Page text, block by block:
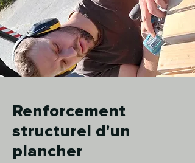
Renforcement
structurel d'un
plancher